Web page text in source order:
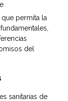
permita la
del
sanitarias de